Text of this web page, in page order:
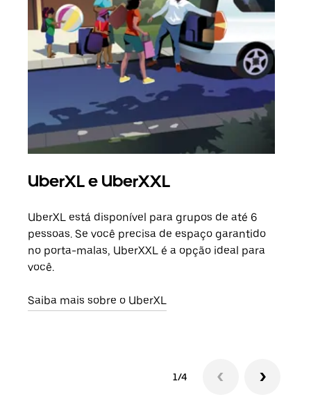
UberXL e UberXXL
UberXL está disponível para grupos de até 6
pessoas. Se você precisa de espaço garantido
no porta-malas, UberXXL é a opção ideal para
você.
Saiba mais sobre o UberXL
1/4